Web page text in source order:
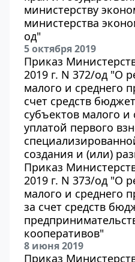
министерству
министерства
од"
5 октября 2019
Приказ
2019 г. N 372/од "О
малого и среднего
счет средств
субъектов малого
уплатой первого
создания и (или)
Приказ
2019 г. N 373/од "О
малого и среднего
за счет средств
кооперативов"
8 июня 2019
Приказ